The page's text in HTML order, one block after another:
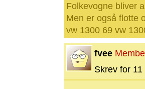
Folkevogne bliver
Men er også flotte
vw 1300 69 vw
fvee
Skrev for